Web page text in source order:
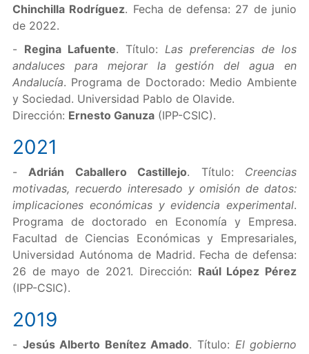
Chinchilla Rodríguez. Fecha de defensa: 27 de junio
de 2022.
- Regina Lafuente. Título: Las preferencias de los
andaluces para mejorar la gestión del agua en
Andalucía. Programa de Doctorado: Medio Ambiente
y Sociedad. Universidad Pablo de Olavide.
Dirección: Ernesto Ganuza(IPP-CSIC).
2021
-Adrián Caballero Castillejo. Título: Creencias
motivadas, recuerdo interesado y omisión de datos:
implicaciones económicas y evidencia experimental.
Programa de doctorado en Economía y Empresa.
Facultad de Ciencias Económicas y Empresariales,
Universidad Autónoma de Madrid. Fecha de defensa:
26 de mayo de 2021. Dirección: Raúl López Pérez
(IPP-CSIC).
2019
- Jesús Alberto Benítez Amado. Título: El gobierno